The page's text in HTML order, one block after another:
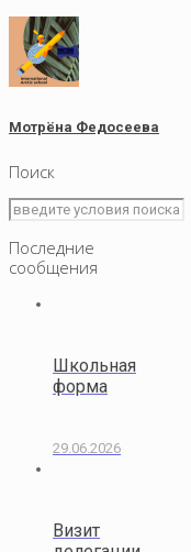
Мотрёна Федосеева
Поиск
Последние
сообщения
Школьная
форма
29.06.2026
Визит